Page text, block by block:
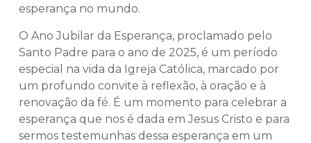
esperança no mundo.
O Ano Jubilar da Esperança, proclamado pelo
Santo Padre para o ano de 2025, é um período
especial na vida da Igreja Católica, marcado por
um profundo convite à reflexão, à oração e à
renovação da fé. É um momento para celebrar a
esperança que nos é dada em Jesus Cristo e para
sermos testemunhas dessa esperança em um